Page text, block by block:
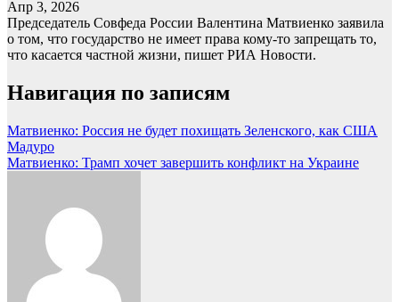
Апр 3, 2026
Председатель Совфеда России Валентина Матвиенко заявила
о том, что государство не имеет права кому-то запрещать то,
что касается частной жизни, пишет РИА Новости.
Навигация по записям
Матвиенко: Россия не будет похищать Зеленского, как США
Мадуро
Матвиенко: Трамп хочет завершить конфликт на Украине